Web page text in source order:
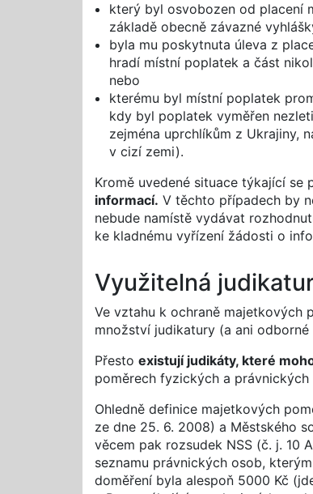
který byl osvobozen od placení
základě obecně závazné
byla mu poskytnuta úleva z
hradí místní poplatek a část
nebo
kterému byl místní poplatek
kdy byl poplatek vyměřen
zejména uprchlíkům z Ukrajiny,
v cizí zemi).
Kromě uvedené situace týkající
informací. V těchto případech by
nebude namístě vydávat
ke kladnému vyřízení žádosti o
Využitelná
Ve vztahu k ochraně majetkových
množství judikatury (a ani
Přesto existují judikáty, které
poměrech fyzických a právnických
Ohledně definice majetkových
ze dne 25. 6. 2008) a Městského
věcem pak rozsudek NSS (č. j. 10
seznamu právnických osob,
doměření byla alespoň 5000 Kč